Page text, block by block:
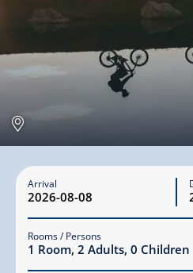
Arrival
Rooms / Persons
1 Room, 2 Adults, 0 Children